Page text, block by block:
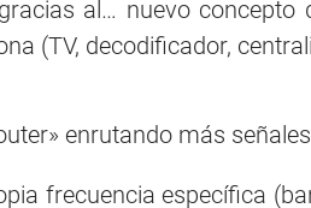
al… nuevo
(TV, decodificador,
enrutando más
frecuencia específica